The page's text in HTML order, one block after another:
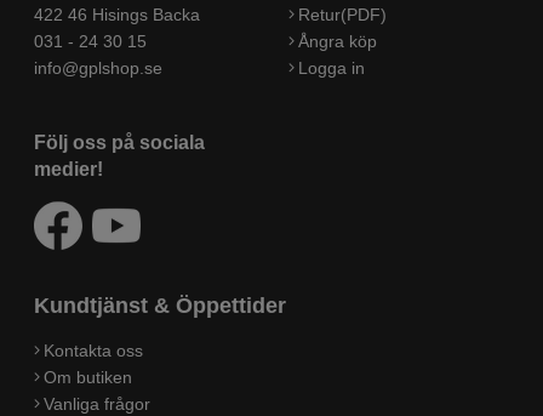
422 46 Hisings Backa
031 - 24 30 15
info@gplshop.se
Följ oss på sociala
medier!
Retur(PDF)
Ångra köp
Logga in
Kundtjänst & Öppettider
Kontakta oss
Om butiken
Vanliga frågor